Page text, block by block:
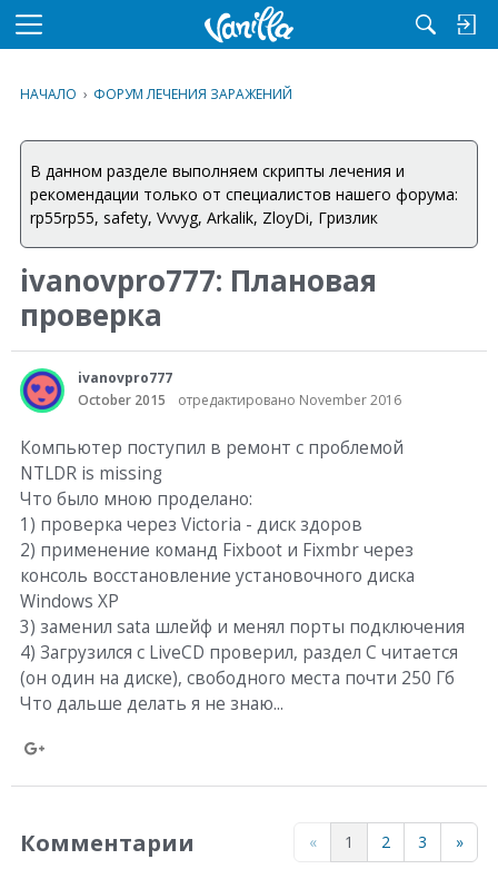
M
u
НАЧАЛО › ФОРУМ ЛЕЧЕНИЯ ЗАРАЖЕНИЙ
В данном разделе выполняем скрипты лечения и
рекомендации только от специалистов нашего форума:
rp55rp55, safety, Vvvyg, Arkalik, ZloyDi, Гризлик
ivanovpro777: Плановая
проверка
ivanovpro777
October 2015
отредактировано November 2016
Компьютер поступил в ремонт с проблемой
NTLDR is missing
Что было мною проделано:
1) проверка через Victoria - диск здоров
2) применение команд Fixboot и Fixmbr через
консоль восстановление установочного диска
Windows XP
3) заменил sata шлейф и менял порты подключения
4) Загрузился с LiveCD проверил, раздел С читается
(он один на диске), свободного места почти 250 Гб
Что дальше делать я не знаю...
« 1 2 3 »
Комментарии